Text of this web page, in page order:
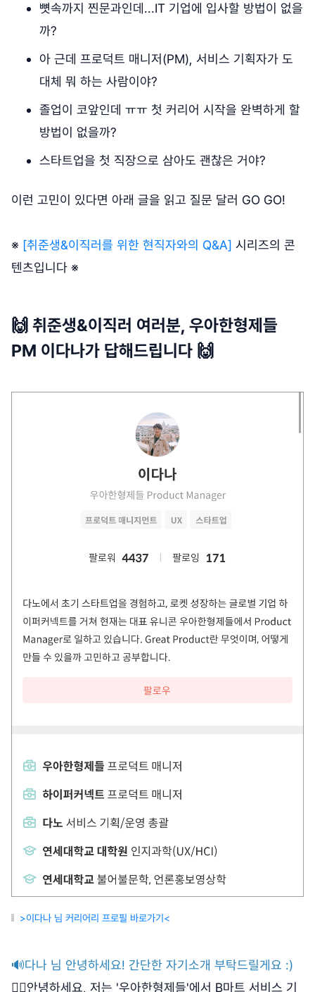
뼛속까지 찐문과인데...IT 기업에 입사할 방법이 없을
까?
아 근데 프로덕트 매니저(PM), 서비스 기획자가 도
대체 뭐 하는 사람이야?
졸업이 코앞인데 ㅠㅠ 첫 커리어 시작을 완벽하게 할
방법이 없을까?
스타트업을 첫 직장으로 삼아도 괜찮은 거야?
이런 고민이 있다면 아래 글을 읽고 질문 달러 GO GO!
※ [취준생&이직러를 위한 현직자와의 Q&A] 시리즈의 콘
텐츠입니다 ※
🙌 취준생&이직러 여러분, 우아한형제들
PM 이다나가 답해드립니다 🙌
>이다나 님 커리어리 프로필 바로가기<
🔊다나 님 안녕하세요! 간단한 자기소개 부탁드릴게요 :)
🙋‍♀️안녕하세요, 저는 '우아한형제들'에서 B마트 서비스 기